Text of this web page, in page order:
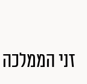
זני הממלכה